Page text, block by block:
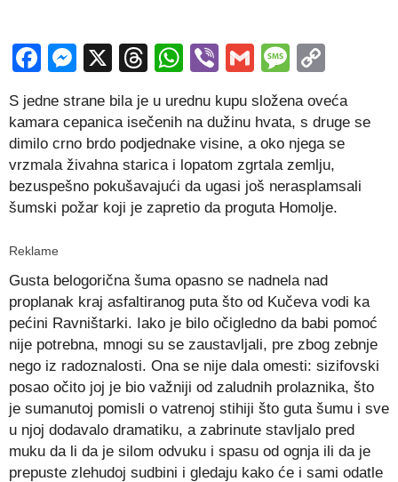
Facebook
Messenger
X Threads
WhatsApp
ViberGmail
Link
S jedne strane bila je u urednu kupu složena oveća
kamara cepanica isečenih na dužinu hvata, s druge se
dimilo crno brdo podjednake visine, a oko njega se
vrzmala živahna starica i lopatom zgrtala zemlju,
bezuspešno pokušavajući da ugasi još nerasplamsali
šumski požar koji je zapretio da proguta Homolje.
Reklame
Gusta belogorična šuma opasno se nadnela nad
proplanak kraj asfaltiranog puta što od Kučeva vodi ka
pećini Ravništarki. Iako je bilo očigledno da babi pomoć
nije potrebna, mnogi su se zaustavljali, pre zbog zebnje
nego iz radoznalosti. Ona se nije dala omesti: sizifovski
posao očito joj je bio važniji od zaludnih prolaznika, što
je sumanutoj pomisli o vatrenoj stihiji što guta šumu i sve
u njoj dodavalo dramatiku, a zabrinute stavljalo pred
muku da li da je silom odvuku i spasu od ognja ili da je
prepuste zlehudoj sudbini i gledaju kako će i sami odatle